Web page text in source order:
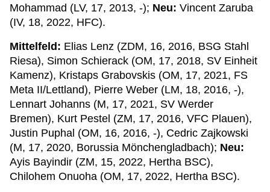
Mohammad (LV, 17, 2013, -); Neu: Vincent Zaruba
(IV, 18, 2022, HFC).
Mittelfeld: Elias Lenz (ZDM, 16, 2016, BSG Stahl
Riesa), Simon Schierack (OM, 17, 2018, SV Einheit
Kamenz), Kristaps Grabovskis (OM, 17, 2021, FS
Meta II/Lettland), Pierre Weber (LM, 18, 2016, -),
Lennart Johanns (M, 17, 2021, SV Werder
Bremen), Kurt Pestel (ZM, 17, 2016, VFC Plauen),
Justin Puphal (OM, 16, 2016, -), Cedric Zajkowski
(M, 17, 2020, Borussia Mönchengladbach); Neu:
Ayis Bayindir (ZM, 15, 2022, Hertha BSC),
Chilohem Onuoha (OM, 17, 2022, Hertha BSC).